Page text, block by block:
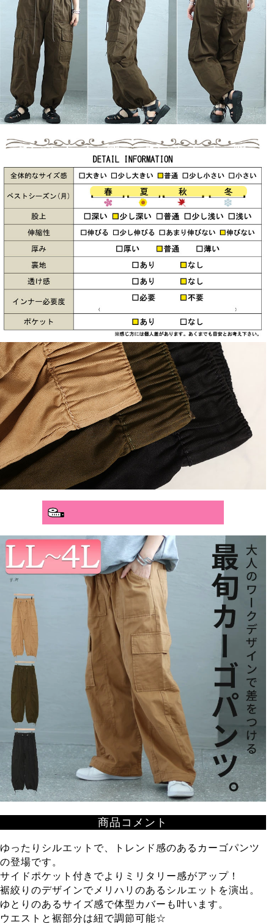
分かりやすいサイズガイド>>
商品コメント
ゆったりシルエットで、トレンド感のあるカーゴパンツ
の登場です。
サイドポケット付きでよりミリタリー感がアップ！
裾絞りのデザインでメリハリのあるシルエットを演出。
ゆとりのあるサイズ感で体型カバーも叶います。
ウエストと裾部分は紐で調節可能☆